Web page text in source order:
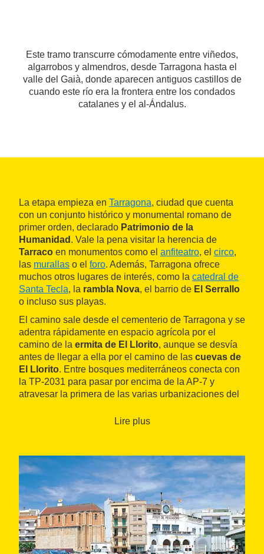
Este tramo transcurre cómodamente entre viñedos,
algarrobos y almendros, desde Tarragona hasta el
valle del Gaià, donde aparecen antiguos castillos de
cuando este río era la frontera entre los condados
catalanes y el al-Ándalus.
La etapa empieza en Tarragona, ciudad que cuenta
con un conjunto histórico y monumental romano de
primer orden, declarado Patrimonio de la
Humanidad . Vale la pena visitar la herencia de
Tarraco en monumentos como el anfiteatro, el circo,
las murallas o el foro. Además, Tarragona ofrece
muchos otros lugares de interés, como la catedral de
Santa Tecla, la rambla Nova, el barrio de El Serrallo
o incluso sus playas.
El camino sale desde el cementerio de Tarragona y se
adentra rápidamente en espacio agrícola por el
camino de la ermita de El Llorito, aunque se desvía
antes de llegar a ella por el camino de las cuevas de
El Llorito. Entre bosques mediterráneos conecta con
la TP-2031 para pasar por encima de la AP-7 y
atravesar la primera de las varias urbanizaciones del
llegar a esta población de la orilla derecha del
trozo de la muralla que actualmente acoge el Centro
de Interpretación de los Castillos del Bajo Gaià.
El camino continúa al norte, rodeado de algarrobos,
almendros y viñedos. Elbarranco de Renau
conduce hastaRenau
, donde se puede visitar la
ermita de laVirgen de Loreto, decorada y reformada
por el arquitecto modernista Josep Maria Jujol,
colaborador habitual de Gaudí.
Lire plus